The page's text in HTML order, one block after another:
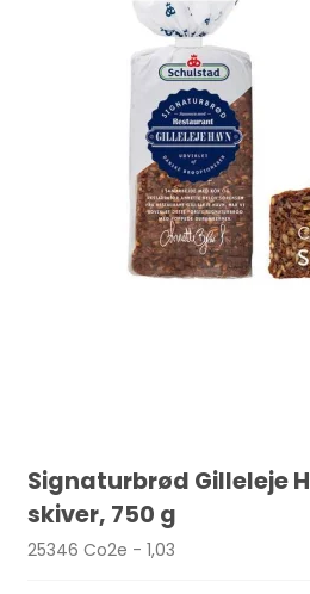
Signaturbrød Gilleleje
skiver, 750 g
25346 Co2e - 1,03